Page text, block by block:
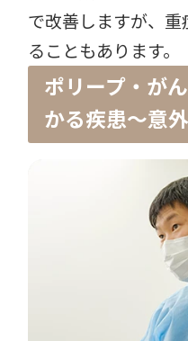
で改善しますが、
ることもあります。
ポリープ・が
かる疾患〜意